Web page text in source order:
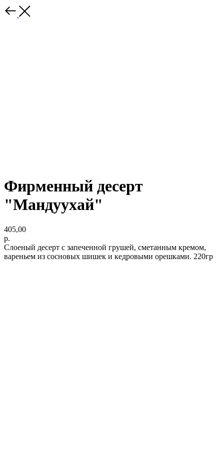
Фирменный десерт
"Мандуухай"
405,00
р.
Слоеный десерт с запеченной грушей, сметанным кремом,
вареньем из сосновых шишек и кедровыми орешками. 220гр